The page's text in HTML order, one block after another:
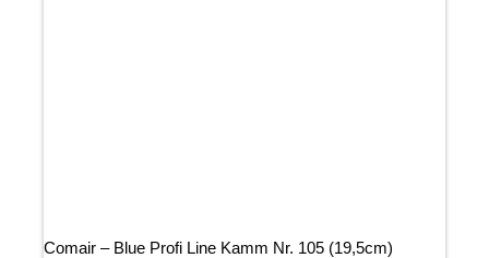
Comair – Blue Profi Line Kamm Nr. 105 (19,5cm)